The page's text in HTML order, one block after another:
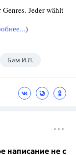
Jeder wählt
)
Бим И.Л.
написание не с